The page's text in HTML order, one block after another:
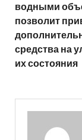
водными
позволит
средства на
их состояния